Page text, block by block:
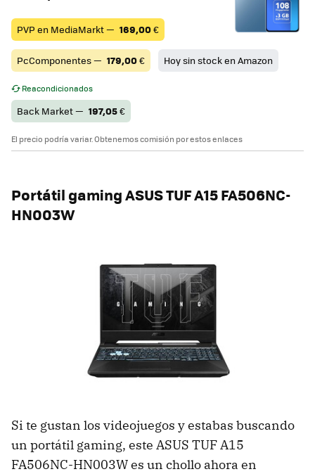
PVP en MediaMarkt — 169,00€
PcComponentes — 179,00€ Hoy sin stock en Amazon
Reacondicionados
Back Market — 197,05€
El precio podría variar. Obtenemos comisión por estos enlaces
Portátil gaming ASUS TUF A15 FA506NC-
HN003W
Si te gustan los videojuegos y estabas buscando
un portátil gaming, este ASUS TUF A15
FA506NC-HN003W es un chollo ahora en